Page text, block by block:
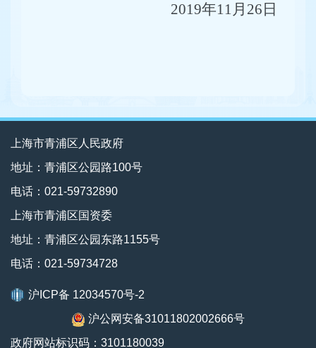
2019年11月26日
上海市青浦区人民政府
地址：青浦区公园路100号
电话：021-59732890
上海市青浦区国资委
地址：青浦区公园东路1155号
电话：021-59734728
沪ICP备 12034570号-2
沪公网安备31011802002666号
政府网站标识码：3101180039